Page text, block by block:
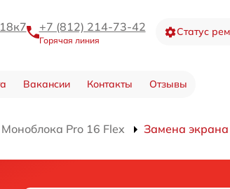
+7 (812) 214-73-42
Горячая линия
Статус
Вакансии Контакты Отзывы
Pro 16 Flex Замена экрана